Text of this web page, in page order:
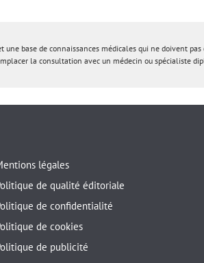
base de connaissances médicales qui ne doivent
la consultation avec un médecin ou spécialiste
légales
de qualité éditoriale
de confidentialité
de cookies
de publicité